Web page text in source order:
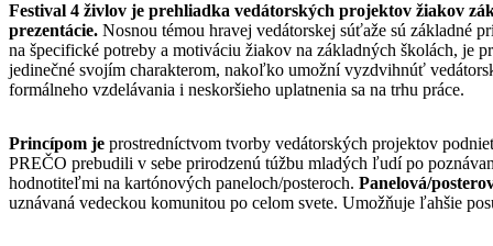
Festival 4 živlov je prehliadka vedátorských projektov žiakov
prezentácie. Nosnou témou hravej vedátorskej súťaže sú základné
na špecifické potreby a motiváciu žiakov na základných školách, je
jedinečné svojím charakterom, nakoľko umožní vyzdvihnúť
formálneho vzdelávania i neskoršieho uplatnenia sa na trhu práce.
Princípom je prostredníctvom tvorby vedátorských projektov
PREČO prebudili v sebe prirodzenú túžbu mladých ľudí po
hodnotiteľmi na kartónových paneloch/posteroch. Panelová/
uznávaná vedeckou komunitou po celom svete. Umožňuje ľahšie